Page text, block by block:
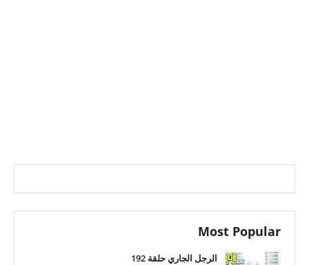
Most Popular
الرجل الجاري حلقة 192